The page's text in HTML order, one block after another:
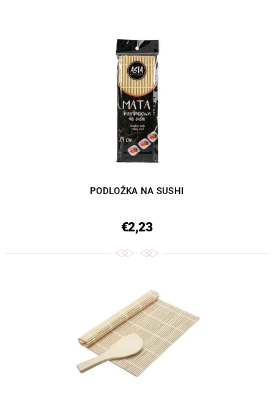
PODLOŽKA NA SUSHI
€2,23